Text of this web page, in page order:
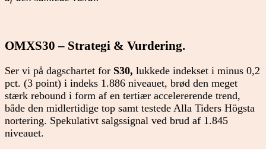
OMXS30 – Strategi & Vurdering.
Ser vi på dagschartet for S30, lukkede indekset i minus 0,2
pct. (3 point) i indeks 1.886 niveauet, brød den meget
stærk rebound i form af en tertiær accelererende trend,
både den midlertidige top samt testede Alla Tiders Högsta
nortering. Spekulativt salgssignal ved brud af 1.845
niveauet.